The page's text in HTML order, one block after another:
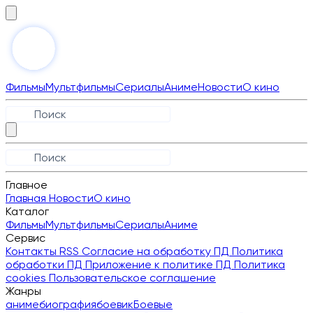
ФильмыМультфильмыСериалыАнимеНовостиО кино
Главное
Главная НовостиО кино
Каталог
ФильмыМультфильмыСериалыАниме
Сервис
Контакты RSS Согласие на обработку ПД Политика
обработки ПД Приложение к политике ПД Политика
cookies Пользовательское соглашение
Жанры
анимебиографиябоевикБоевые